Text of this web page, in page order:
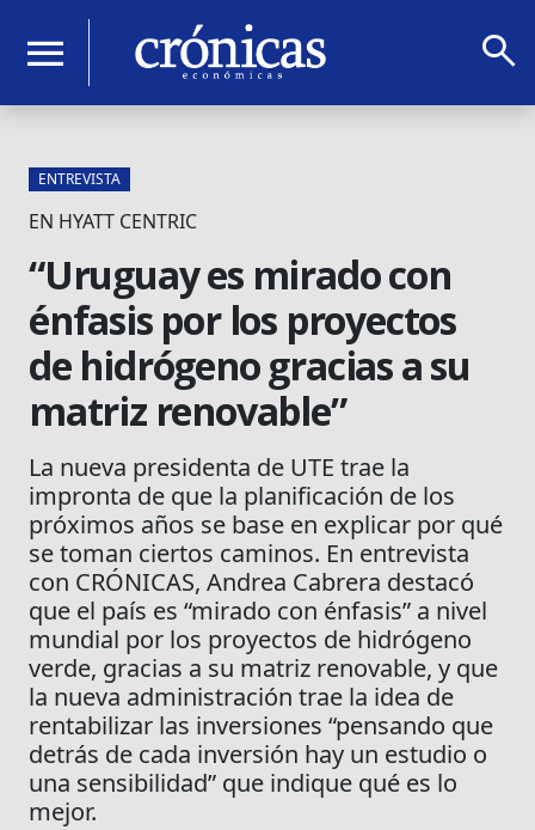
menu search
ENTREVISTA
EN HYATT CENTRIC
“Uruguay es mirado con
énfasis por los proyectos
de hidrógeno gracias a su
matriz renovable”
La nueva presidenta de UTE trae la
impronta de que la planificación de los
próximos años se base en explicar por qué
se toman ciertos caminos. En entrevista
con CRÓNICAS, Andrea Cabrera destacó
que el país es “mirado con énfasis” a nivel
mundial por los proyectos de hidrógeno
verde, gracias a su matriz renovable, y que
la nueva administración trae la idea de
rentabilizar las inversiones “pensando que
detrás de cada inversión hay un estudio o
una sensibilidad” que indique qué es lo
mejor.